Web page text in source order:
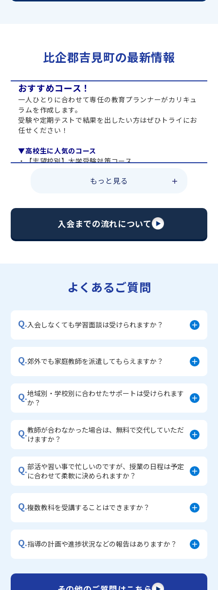
比企郡吉見町の最新情報
おすすめコース！
一人ひとりに合わせて専任の教育プランナーがカリキュ
ラムを作成します。
受験や定期テストで結果を出したい方はぜひトライにお
任せください！
▼高校生に人気のコース
・【志望校別】大学受験対策コース
・総合型選抜直前対策コース
・【志望校別】公立・私立高校受験対策コース
・宿題サポートコース
・学習習慣定着コース
もっと見る
入会までの流れについて
よくあるご質問
Q.入会しなくても学習面談は受けられますか？
Q.郊外でも家庭教師を派遣してもらえますか？
Q.地域別・学校別に合わせたサポートは受けられます
か？
Q.教師が合わなかった場合は、無料で交代していただ
けますか？
Q.部活や習い事で忙しいのですが、授業の日程は予定
に合わせて柔軟に決められますか？
Q.複数教科を受講することはできますか？
Q.指導の計画や進捗状況などの報告はありますか？